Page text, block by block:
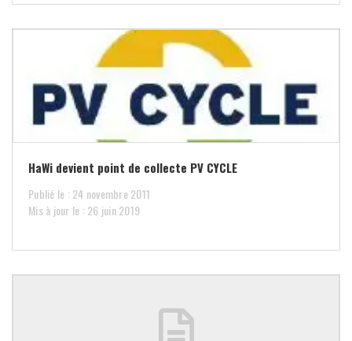
HaWi devient point de collecte PV CYCLE
Publié le : 24 novembre 2011
Mis à jour le : 26 juin 2019